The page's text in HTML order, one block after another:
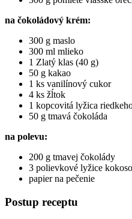
na čokoládový krém:
300 g maslo
300 ml mlieko
1 Zlatý klas (40 g)
50 g kakao
1 ks vanilínový cukor
4 ks žĺtok
1 kopcovitá lyžica
50 g tmavá čokoláda
na polevu:
200 g tmavej čokolády
3 polievkové lyžice
papier na pečenie
Postup receptu